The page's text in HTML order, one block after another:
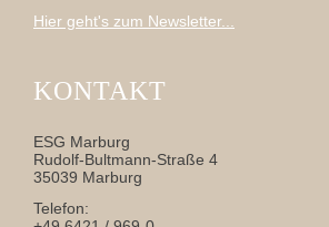
Hier geht's zum Newsletter...
KONTAKT
ESG Marburg
Rudolf-Bultmann-Straße 4
35039 Marburg
Telefon: